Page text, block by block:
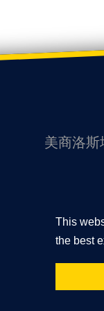
This
the best
美商洛